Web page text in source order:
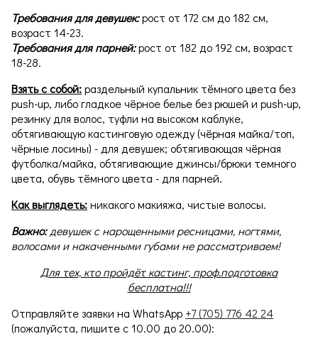
Требования для девушек:рост от 172 см до 182 см,
возраст 14-23.
Требования для парней:рост от 182 до 192 см, возраст
18-28.
Взять с собой:раздельный купальник тёмного цвета без
push-up, либо гладкое чёрное белье без рюшей и push-up,
резинку для волос, туфли на высоком каблуке,
обтягивающую кастинговую одежду (чёрная майка/топ,
чёрные лосины) - для девушек; обтягивающая чёрная
футболка/майка, обтягивающие джинсы/брюки темного
цвета, обувь тёмного цвета - для парней.
Как выглядеть:никакого макияжа, чистые волосы.
Важно:девушек с нарощенными ресницами, ногтями,
волосами и накаченными губами не рассматриваем!
Для тех, кто пройдёт кастинг, проф.подготовка
бесплатна!!!
Отправляйте заявки на WhatsApp +7 (705) 776 42 24
(пожалуйста, пишите с 10.00 до 20.00):